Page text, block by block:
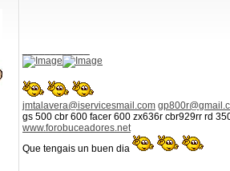
jmtalavera@iservicesmail.com
gs 500 cbr 600 facer 600 zx636r cbr929rr rd
www.forobuceadores.net
Que tengais un buen dia